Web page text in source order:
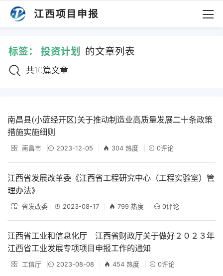
江西项目申报
标签： 投资计划 的文章列表
共10篇文章
南昌县(小蓝经开区)关于推动制造业高质量发展二十条政策
措施实施细则
南昌市 2023-12-05 304 热度 0评论
江西省发展改革委《江西省工程研究中心（工程实验室）管
理办法》
省发改委 2023-08-17 799 热度 0评论
江西省工业和信息化厅 江西省财政厅关于做好２０２３年
江西省工业发展专项项目申报工作的通知
工信厅 2023-08-08 454 热度 0评论